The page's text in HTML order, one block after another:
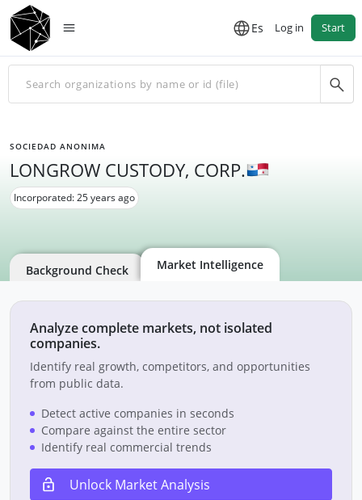
Es Log in Start
SOCIEDAD ANONIMA
LONGROW CUSTODY, CORP.
Incorporated: 25 years ago
Background Check Market Intelligence
Analyze complete markets, not isolated
companies.
Identify real growth, competitors, and opportunities
from public data.
Detect active companies in seconds
Compare against the entire sector
Identify real commercial trends
Unlock Market Analysis